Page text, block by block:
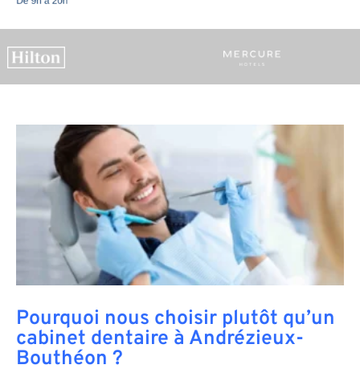
Pourquoi nous choisir plutôt qu’un
cabinet dentaire à Andrézieux-
Bouthéon ?